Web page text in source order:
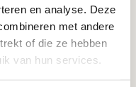
en analyse. Deze
met andere
of die ze hebben
van hun services.